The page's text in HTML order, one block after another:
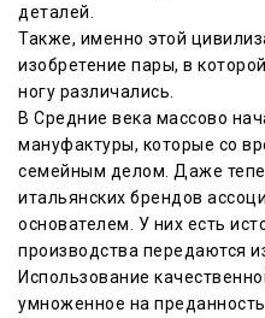
деталей.
Также, именно этой
изобретение пары, в
ногу различались.
В Средние века массово
мануфактуры, которые со
семейным делом. Даже
итальянских брендов
основателем. У них есть
производства передаются
Использование
умноженное на